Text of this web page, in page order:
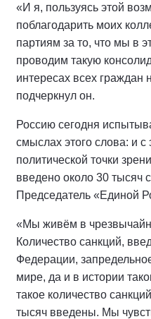
«И я, пользуясь этой
поблагодарить моих
партиям за то, что мы в
проводим такую
интересах всех
подчеркнул он.
Россию сегодня
смыслах этого слова: и с
политической точки
введено около 30 тысяч
Председатель «Единой
«Мы живём в
Количество санкций,
Федерации,
мире, да и в истории
такое количество
тысяч введены. Мы